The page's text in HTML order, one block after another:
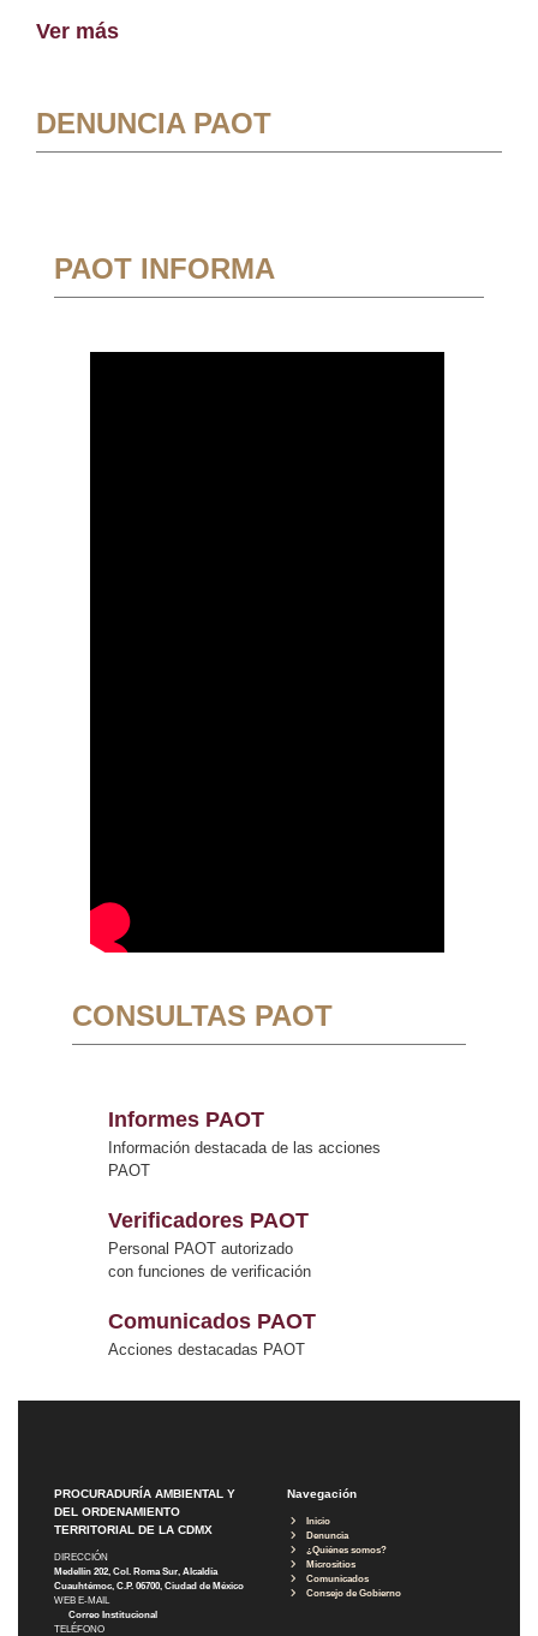
Ver más
DENUNCIA PAOT
PAOT INFORMA
CONSULTAS PAOT
Informes PAOT
Información destacada de las acciones
PAOT
Verificadores PAOT
Personal PAOT autorizado
con funciones de verificación
Comunicados PAOT
Acciones destacadas PAOT
PROCURADURÍA AMBIENTAL Y
DEL ORDENAMIENTO
TERRITORIAL DE LA CDMX
DIRECCIÓN
Medellín 202, Col. Roma Sur, Alcaldía
Cuauhtémoc, C.P. 06700, Ciudad de México
WEB E-MAIL
Correo Institucional
TELÉFONO
Navegación
Inicio
Denuncia
¿Quiénes somos?
Micrositios
Comunicados
Consejo de Gobierno